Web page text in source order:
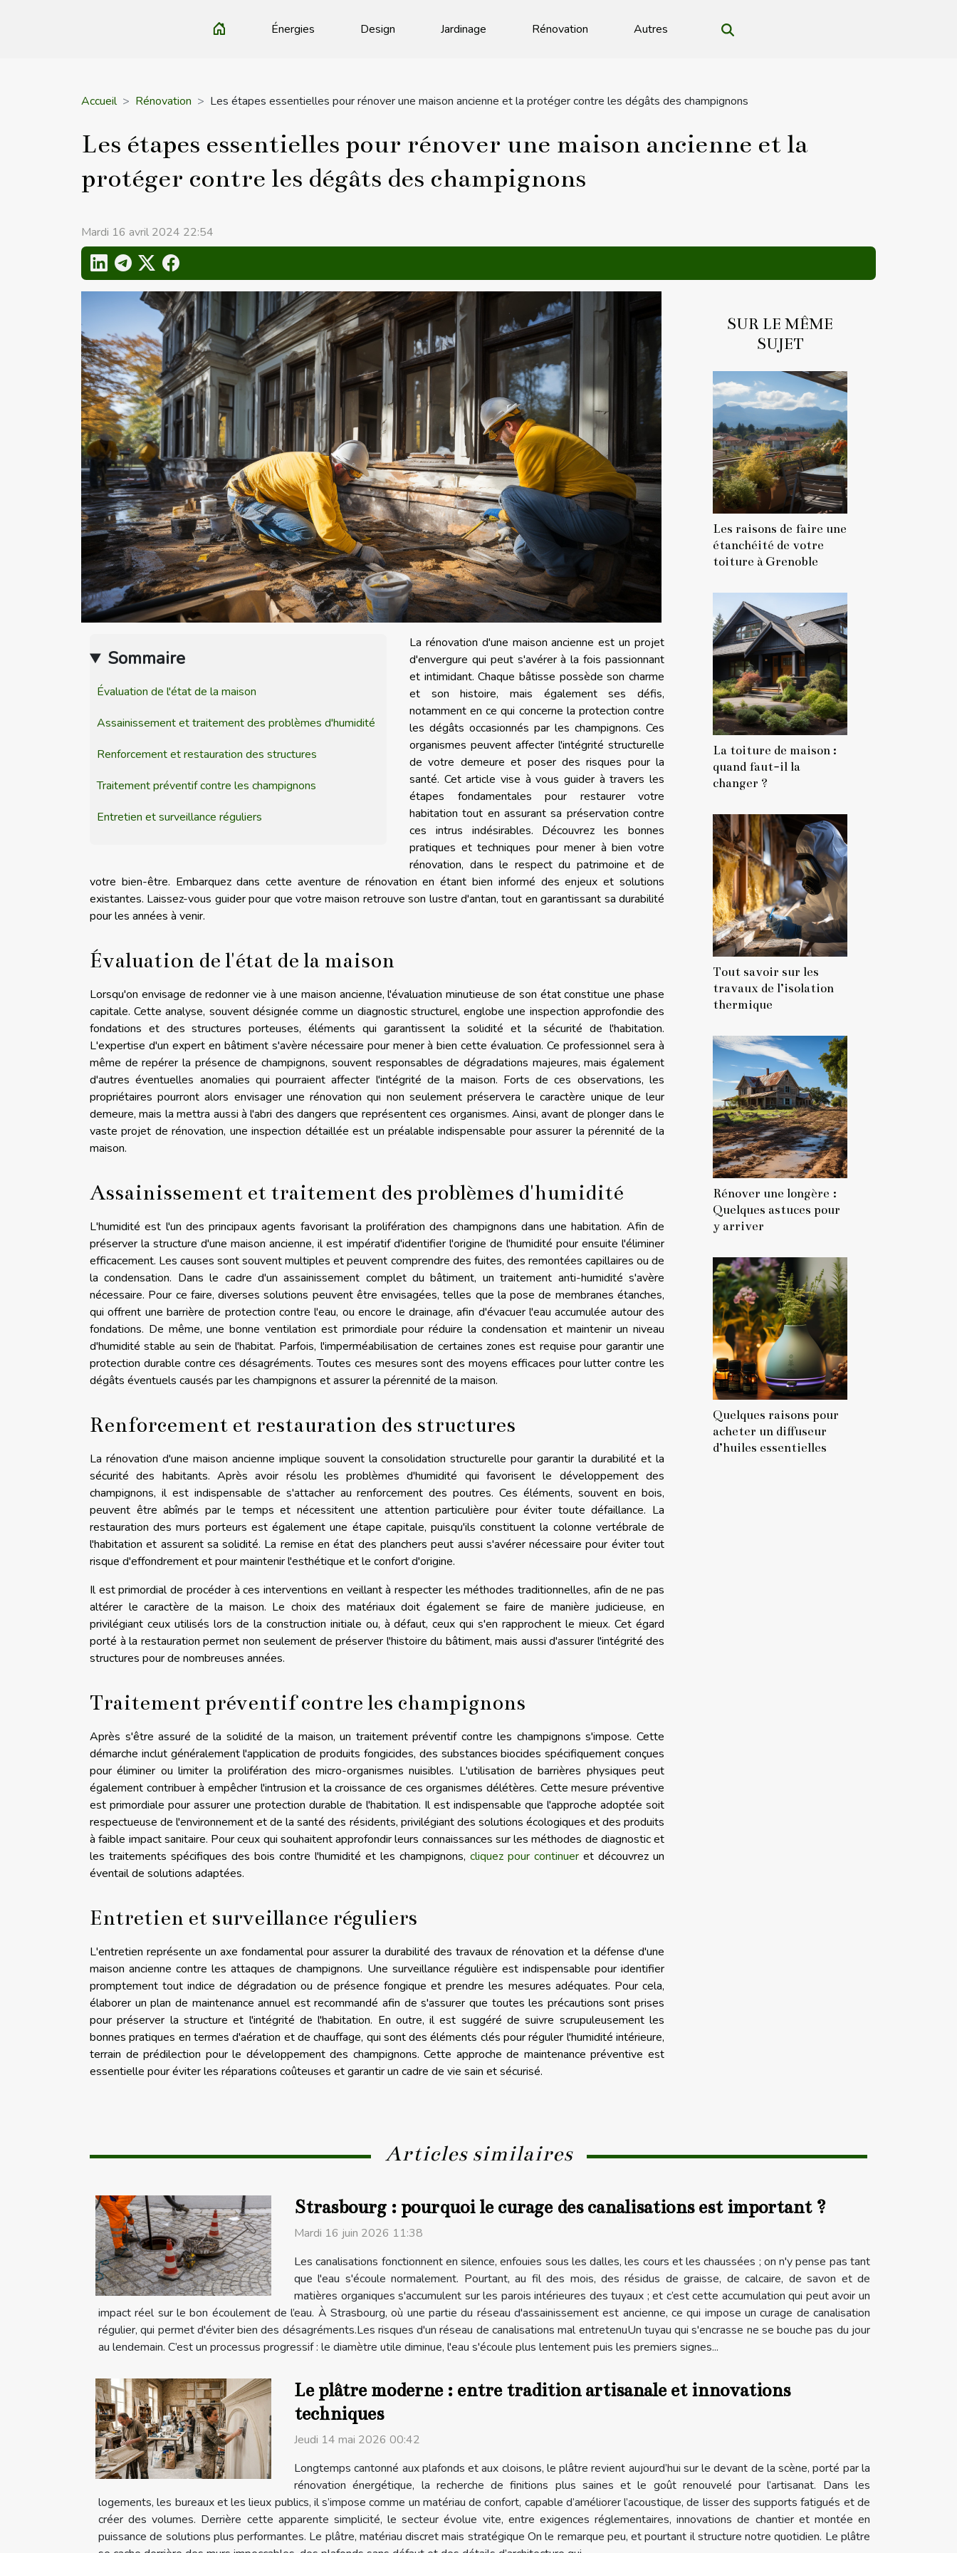
Énergies Design Jardinage Rénovation Autres
Accueil Rénovation Les étapes essentielles pour rénover une maison ancienne et la protéger contre les dégâts des champignons
Les étapes essentielles pour rénover une maison ancienne et la
protéger contre les dégâts des champignons
Mardi 16 avril 2024 22:54
Sommaire
Évaluation de l'état de la maison
Assainissement et traitement des problèmes d'humidité
Renforcement et restauration des structures
Traitement préventif contre les champignons
Entretien et surveillance réguliers
La rénovation d'une maison ancienne est un projet
d'envergure qui peut s'avérer à la fois passionnant
et intimidant. Chaque bâtisse possède son charme
et son histoire, mais également ses défis,
notamment en ce qui concerne la protection contre
les dégâts occasionnés par les champignons. Ces
organismes peuvent affecter l'intégrité structurelle
de votre demeure et poser des risques pour la
santé. Cet article vise à vous guider à travers les
étapes fondamentales pour restaurer votre
habitation tout en assurant sa préservation contre
ces intrus indésirables. Découvrez les bonnes
pratiques et techniques pour mener à bien votre
rénovation, dans le respect du patrimoine et de
votre bien-être. Embarquez dans cette aventure de rénovation en étant bien informé des enjeux et solutions
existantes. Laissez-vous guider pour que votre maison retrouve son lustre d'antan, tout en garantissant sa durabilité
pour les années à venir.
Évaluation de l'état de la maison
Lorsqu'on envisage de redonner vie à une maison ancienne, l'évaluation minutieuse de son état constitue une phase
capitale. Cette analyse, souvent désignée comme un diagnostic structurel, englobe une inspection approfondie des
fondations et des structures porteuses, éléments qui garantissent la solidité et la sécurité de l'habitation.
L'expertise d'un expert en bâtiment s'avère nécessaire pour mener à bien cette évaluation. Ce professionnel sera à
même de repérer la présence de champignons, souvent responsables de dégradations majeures, mais également
d'autres éventuelles anomalies qui pourraient affecter l'intégrité de la maison. Forts de ces observations, les
propriétaires pourront alors envisager une rénovation qui non seulement préservera le caractère unique de leur
demeure, mais la mettra aussi à l'abri des dangers que représentent ces organismes. Ainsi, avant de plonger dans le
vaste projet de rénovation, une inspection détaillée est un préalable indispensable pour assurer la pérennité de la
maison.
Assainissement et traitement des problèmes d'humidité
L'humidité est l'un des principaux agents favorisant la prolifération des champignons dans une habitation. Afin de
préserver la structure d'une maison ancienne, il est impératif d'identifier l'origine de l'humidité pour ensuite l'éliminer
efficacement. Les causes sont souvent multiples et peuvent comprendre des fuites, des remontées capillaires ou de
la condensation. Dans le cadre d'un assainissement complet du bâtiment, un traitement anti-humidité s'avère
nécessaire. Pour ce faire, diverses solutions peuvent être envisagées, telles que la pose de membranes étanches,
qui offrent une barrière de protection contre l'eau, ou encore le drainage, afin d'évacuer l'eau accumulée autour des
fondations. De même, une bonne ventilation est primordiale pour réduire la condensation et maintenir un niveau
d'humidité stable au sein de l'habitat. Parfois, l'imperméabilisation de certaines zones est requise pour garantir une
protection durable contre ces désagréments. Toutes ces mesures sont des moyens efficaces pour lutter contre les
dégâts éventuels causés par les champignons et assurer la pérennité de la maison.
Renforcement et restauration des structures
La rénovation d'une maison ancienne implique souvent la consolidation structurelle pour garantir la durabilité et la
sécurité des habitants. Après avoir résolu les problèmes d'humidité qui favorisent le développement des
champignons, il est indispensable de s'attacher au renforcement des poutres. Ces éléments, souvent en bois,
peuvent être abîmés par le temps et nécessitent une attention particulière pour éviter toute défaillance. La
restauration des murs porteurs est également une étape capitale, puisqu'ils constituent la colonne vertébrale de
l'habitation et assurent sa solidité. La remise en état des planchers peut aussi s'avérer nécessaire pour éviter tout
risque d'effondrement et pour maintenir l'esthétique et le confort d'origine.
Il est primordial de procéder à ces interventions en veillant à respecter les méthodes traditionnelles, afin de ne pas
altérer le caractère de la maison. Le choix des matériaux doit également se faire de manière judicieuse, en
privilégiant ceux utilisés lors de la construction initiale ou, à défaut, ceux qui s'en rapprochent le mieux. Cet égard
porté à la restauration permet non seulement de préserver l'histoire du bâtiment, mais aussi d'assurer l'intégrité des
structures pour de nombreuses années.
Traitement préventif contre les champignons
Après s'être assuré de la solidité de la maison, un traitement préventif contre les champignons s'impose. Cette
démarche inclut généralement l'application de produits fongicides, des substances biocides spécifiquement conçues
pour éliminer ou limiter la prolifération des micro-organismes nuisibles. L'utilisation de barrières physiques peut
également contribuer à empêcher l'intrusion et la croissance de ces organismes délétères. Cette mesure préventive
est primordiale pour assurer une protection durable de l'habitation. Il est indispensable que l'approche adoptée soit
respectueuse de l'environnement et de la santé des résidents, privilégiant des solutions écologiques et des produits
à faible impact sanitaire. Pour ceux qui souhaitent approfondir leurs connaissances sur les méthodes de diagnostic et
les traitements spécifiques des bois contre l'humidité et les champignons, cliquez pour continuer et découvrez un
éventail de solutions adaptées.
Entretien et surveillance réguliers
L'entretien représente un axe fondamental pour assurer la durabilité des travaux de rénovation et la défense d'une
maison ancienne contre les attaques de champignons. Une surveillance régulière est indispensable pour identifier
promptement tout indice de dégradation ou de présence fongique et prendre les mesures adéquates. Pour cela,
élaborer un plan de maintenance annuel est recommandé afin de s'assurer que toutes les précautions sont prises
pour préserver la structure et l'intégrité de l'habitation. En outre, il est suggéré de suivre scrupuleusement les
bonnes pratiques en termes d'aération et de chauffage, qui sont des éléments clés pour réguler l'humidité intérieure,
terrain de prédilection pour le développement des champignons. Cette approche de maintenance préventive est
essentielle pour éviter les réparations coûteuses et garantir un cadre de vie sain et sécurisé.
SUR LE MÊME
SUJET
Les raisons de faire une
étanchéité de votre
toiture à Grenoble
La toiture de maison :
quand faut-il la
changer ?
Tout savoir sur les
travaux de l’isolation
thermique
Rénover une longère :
Quelques astuces pour
y arriver
Quelques raisons pour
acheter un diffuseur
d’huiles essentielles
Articles similaires
Strasbourg : pourquoi le curage des canalisations est important ?
Mardi 16 juin 2026 11:38
Les canalisations fonctionnent en silence, enfouies sous les dalles, les cours et les chaussées ; on n'y pense pas tant
que l'eau s'écoule normalement. Pourtant, au fil des mois, des résidus de graisse, de calcaire, de savon et de
matières organiques s'accumulent sur les parois intérieures des tuyaux ; et c’est cette accumulation qui peut avoir un
impact réel sur le bon écoulement de l’eau. À Strasbourg, où une partie du réseau d'assainissement est ancienne, ce qui impose un curage de canalisation
régulier, qui permet d'éviter bien des désagréments.Les risques d'un réseau de canalisations mal entretenuUn tuyau qui s'encrasse ne se bouche pas du jour
au lendemain. C’est un processus progressif : le diamètre utile diminue, l'eau s'écoule plus lentement puis les premiers signes...
Le plâtre moderne : entre tradition artisanale et innovations
techniques
Jeudi 14 mai 2026 00:42
Longtemps cantonné aux plafonds et aux cloisons, le plâtre revient aujourd’hui sur le devant de la scène, porté par la
rénovation énergétique, la recherche de finitions plus saines et le goût renouvelé pour l’artisanat. Dans les
logements, les bureaux et les lieux publics, il s’impose comme un matériau de confort, capable d’améliorer l’acoustique, de lisser des supports fatigués et de
créer des volumes. Derrière cette apparente simplicité, le secteur évolue vite, entre exigences réglementaires, innovations de chantier et montée en
puissance de solutions plus performantes. Le plâtre, matériau discret mais stratégique On le remarque peu, et pourtant il structure notre quotidien. Le plâtre